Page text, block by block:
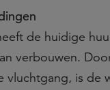
de huidige
verbouwen.
vluchtgang, is de